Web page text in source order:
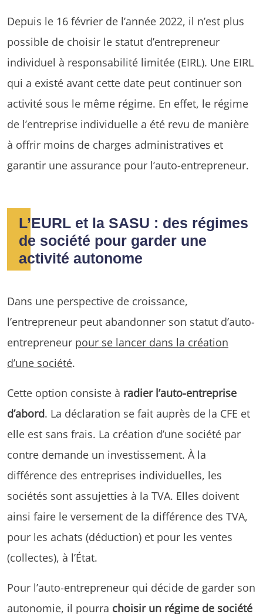
Depuis le 16 février de l’année 2022, il n’est plus
possible de choisir le statut d’entrepreneur
individuel à responsabilité limitée (EIRL). Une EIRL
qui a existé avant cette date peut continuer son
activité sous le même régime. En effet, le régime
de l’entreprise individuelle a été revu de manière
à offrir moins de charges administratives et
garantir une assurance pour l’auto-entrepreneur.
L’EURL et la SASU : des régimes
de société pour garder une
activité autonome
Dans une perspective de croissance,
l’entrepreneur peut abandonner son statut d’auto-
entrepreneur pour se lancer dans la création
d’une société.
Cette option consiste à radier l’auto-entreprise
d’abord. La déclaration se fait auprès de la CFE et
elle est sans frais. La création d’une société par
contre demande un investissement. À la
différence des entreprises individuelles, les
sociétés sont assujetties à la TVA. Elles doivent
ainsi faire le versement de la différence des TVA,
pour les achats (déduction) et pour les ventes
(collectes), à l’État.
Pour l’auto-entrepreneur qui décide de garder son
autonomie, il pourra choisir un régime de société